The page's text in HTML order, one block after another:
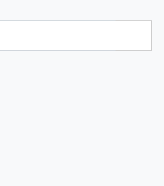
recua